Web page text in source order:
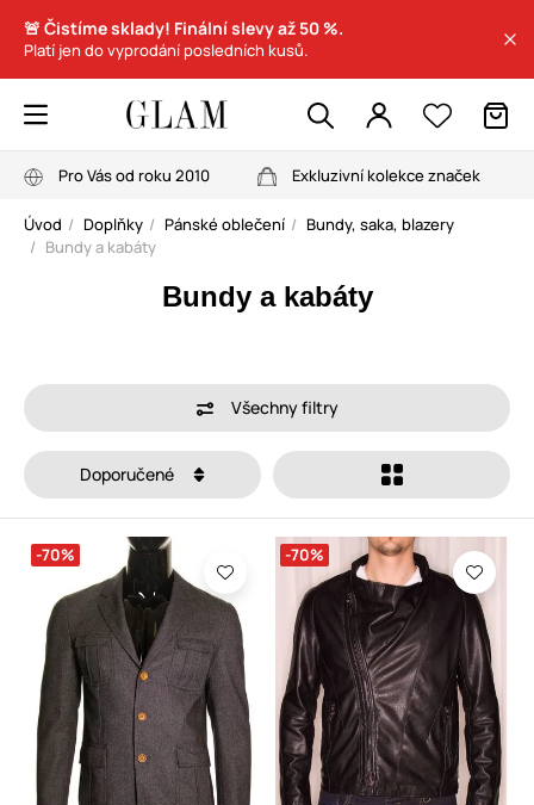
🚨 Čistíme sklady! Finální slevy až 50 %.
Platí jen do vyprodání posledních kusů.
Pro Vás od roku 2010 Exkluzivní kolekce značek
Úvod Doplňky Pánské oblečení
Bundy, saka, blazery
Bundy a kabáty
Bundy a kabáty
Všechny filtry
Doporučené
-70% -70%